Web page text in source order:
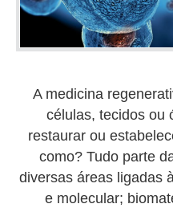
A medicina
células, tecidos ou
restaurar ou
como? Tudo parte
diversas áreas ligadas
e molecular;